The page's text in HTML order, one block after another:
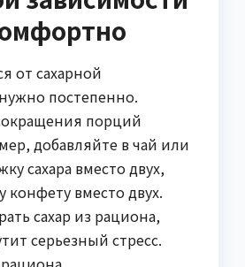
от сахарной
постепенно.
порций
добавляйте в чай или
сахара вместо двух,
конфету вместо двух.
сахар из рациона,
серьезный стресс.